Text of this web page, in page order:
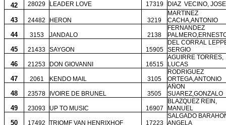
42 28029 LEADER LOVE 17319 DIAZ VECINO, JOSE
43 24482 HERON 3219
MARTINEZ
CACHA,ANTONIO
44 3153 JANDALO 2138
FERNANDEZ
45 21433 SAYGON 15905
DEL CORRAL
SERGIO
46 21253 DON GIOVANNI 16515
AGUIRRE TORRES,
LUCAS
47 2061 KENDO MAIL 3105
RODRIGUEZ
ORTEGA,ANTONIO
48 23578 IVOIRE DE BRUNEL 3505
AÑON
SUAREZ,GONZALO
49 23093 UP TO MUSIC 16907
BLAZQUEZ REIN,
MANUEL
50 17492 TRIOMF VAN HENRIXHOF 17223
SALGADO
ANGELA